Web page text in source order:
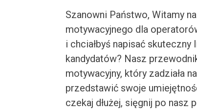
Szanowni Państwo, Witamy
motywacyjnego dla
i chciałbyś napisać
kandydatów? Nasz
motywacyjny, który zadziała
przedstawić swoje
czekaj dłużej, sięgnij po